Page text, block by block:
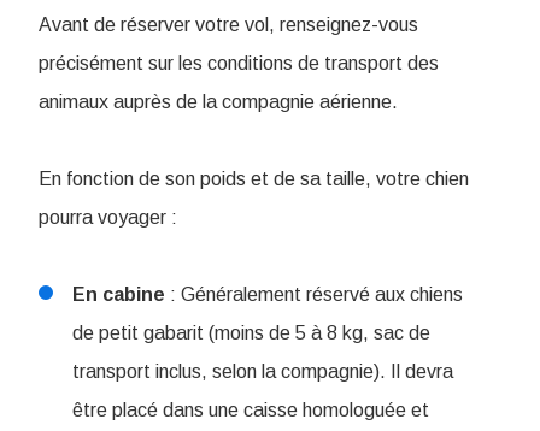
Avant de réserver votre vol, renseignez-vous
précisément sur les conditions de transport des
animaux auprès de la compagnie aérienne.
En fonction de son poids et de sa taille, votre chien
pourra voyager :
En cabine : Généralement réservé aux chiens
de petit gabarit (moins de 5 à 8 kg, sac de
transport inclus, selon la compagnie). Il devra
être placé dans une caisse homologuée et